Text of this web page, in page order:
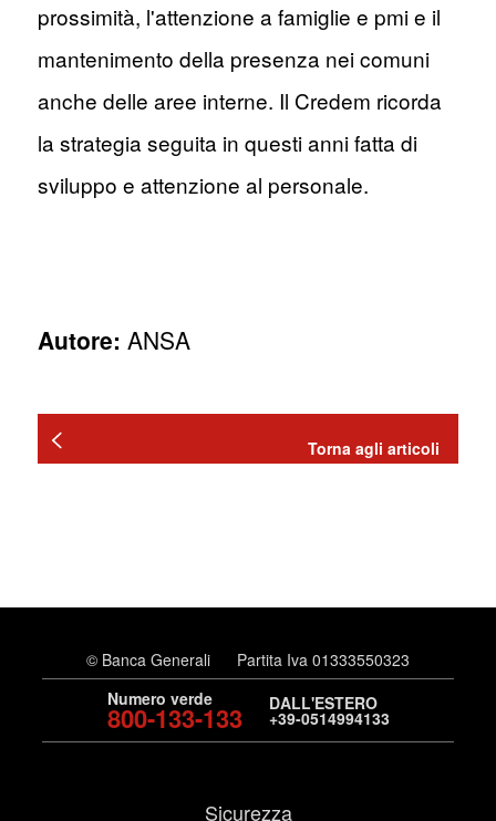
prossimità, l'attenzione a famiglie e pmi e il
mantenimento della presenza nei comuni
anche delle aree interne. Il Credem ricorda
la strategia seguita in questi anni fatta di
sviluppo e attenzione al personale.
Autore: ANSA
Torna agli articoli
© Banca Generali
Partita Iva 01333550323
Numero verde
800-133-133 DALL'ESTERO
+39-0514994133
Sicurezza